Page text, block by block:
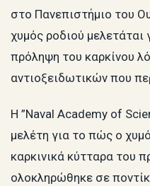
στο Πανεπιστήμιο του
χυμός ροδιού μελετάται
πρόληψη του καρκίνου
αντιοξειδωτικών που
Η ”Naval Academy of
μελέτη για το πώς ο
καρκινικά κύτταρα του
ολοκληρώθηκε σε